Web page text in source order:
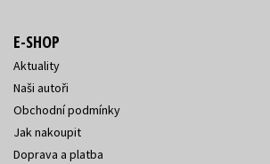
E-SHOP
Aktuality
Naši autoři
Obchodní podmínky
Jak nakoupit
Doprava a platba